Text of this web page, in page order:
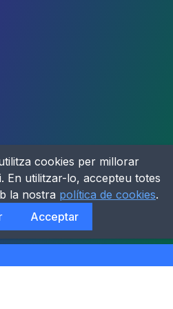
cookies per millorar
En utilitzar-lo, accepteu totes
la nostra política de cookies.
Acceptar